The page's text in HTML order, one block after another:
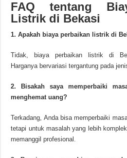
FAQ tentang
Listrik di Bekasi
1. Apakah biaya perbaikan listrik di
Tidak, biaya perbaikan listrik di
Harganya bervariasi tergantung pada
2. Bisakah saya memperbaiki
menghemat uang?
Terkadang, Anda bisa memperbaiki
tetapi untuk masalah yang lebih
memanggil profesional.